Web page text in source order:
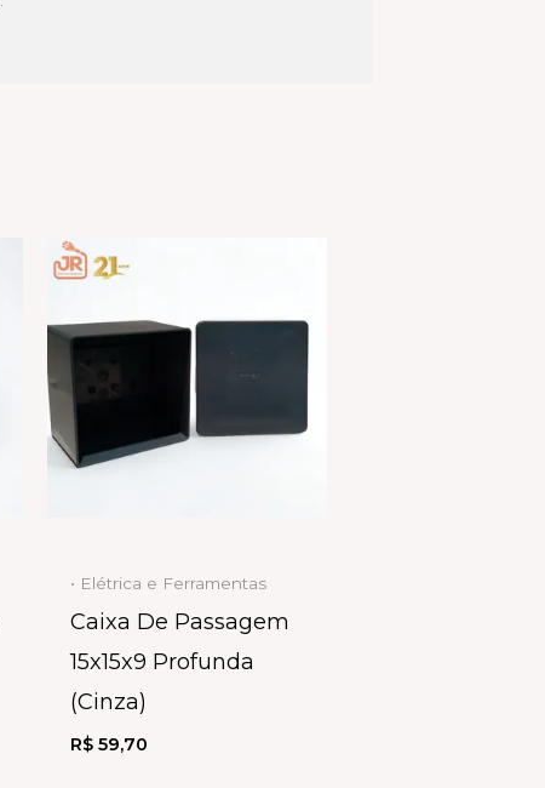
• Elétrica e Ferramentas
Caixa De Passagem
15x15x9 Profunda
(Cinza)
R$ 59,70